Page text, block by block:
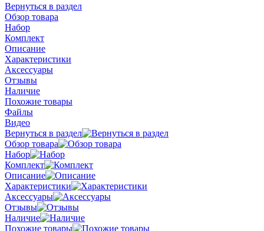
Вернуться в раздел
Обзор товара
Набор
Комплект
Описание
Характеристики
Аксессуары
Отзывы
Наличие
Похожие товары
Файлы
Видео
Вернуться в раздел
Обзор товара
Набор
Комплект
Описание
Характеристики
Аксессуары
Отзывы
Наличие
Похожие товары